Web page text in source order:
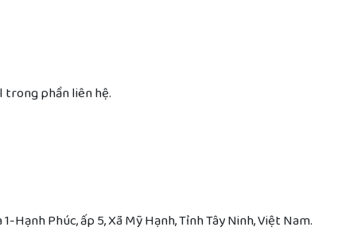
trong phần liên hệ.
Phúc, ấp 5, Xã Mỹ Hạnh, Tỉnh Tây Ninh, Việt Nam.